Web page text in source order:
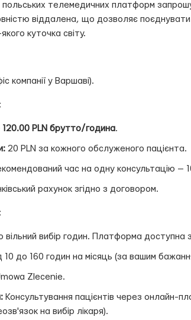
телемедичних платформ
віддалена, що дозволяє
куточка світу.
компанії у Варшаві).
PLN брутто/година.
20 PLN за кожного обслуженого пацієнта.
час на одну консультацію —
рахунок згідно з договором.
вільний вибір годин. Платформа доступна
10 до 160 годин на місяць (за вашим
Zlecenie.
Консультування пацієнтів через онлайн-
на вибір лікаря).